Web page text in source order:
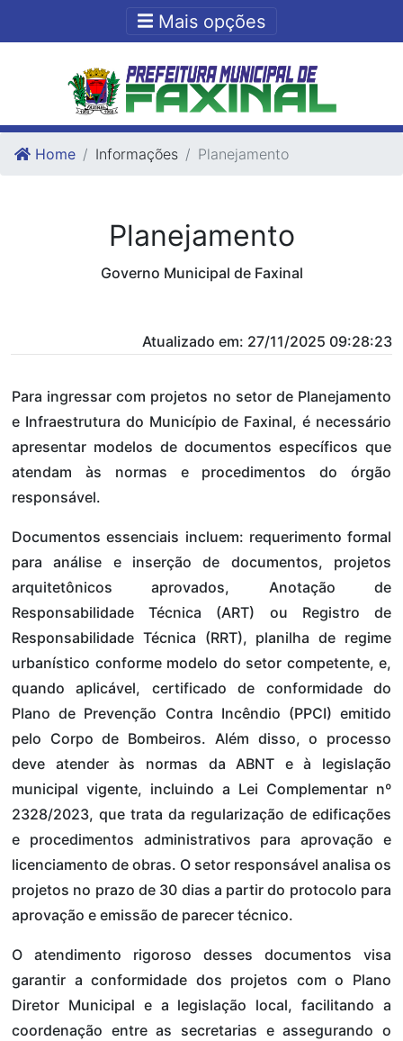
Ir para o fim do conteudo
Mais opções
Home Informações Planejamento
Planejamento
Governo Municipal de Faxinal
Atualizado em: 27/11/2025 09:28:23
Para ingressar com projetos no setor de Planejamento
e Infraestrutura do Município de Faxinal, é necessário
apresentar modelos de documentos específicos que
atendam às normas e procedimentos do órgão
responsável.
Documentos essenciais incluem: requerimento formal
para análise e inserção de documentos, projetos
arquitetônicos aprovados, Anotação de
Responsabilidade Técnica (ART) ou Registro de
Responsabilidade Técnica (RRT), planilha de regime
urbanístico conforme modelo do setor competente, e,
quando aplicável, certificado de conformidade do
Plano de Prevenção Contra Incêndio (PPCI) emitido
pelo Corpo de Bombeiros. Além disso, o processo
deve atender às normas da ABNT e à legislação
municipal vigente, incluindo a Lei Complementar nº
2328/2023, que trata da regularização de edificações
e procedimentos administrativos para aprovação e
licenciamento de obras. O setor responsável analisa os
projetos no prazo de 30 dias a partir do protocolo para
aprovação e emissão de parecer técnico.
O atendimento rigoroso desses documentos visa
garantir a conformidade dos projetos com o Plano
Diretor Municipal e a legislação local, facilitando a
coordenação entre as secretarias e assegurando o